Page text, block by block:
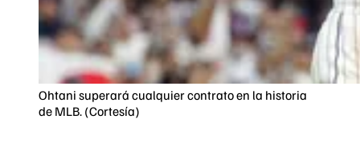
Ohtani superará cualquier contrato en la historia
de MLB. (Cortesía)